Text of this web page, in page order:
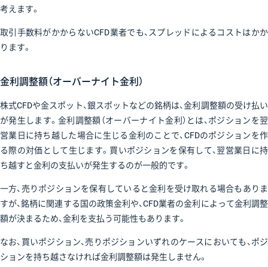
考えます。
取引手数料がかからないCFD業者でも、スプレッドによるコストはかか
ります。
金利調整額（オーバーナイト金利）
株式CFDや金スポット、銀スポットなどの銘柄は、金利調整額の受け払い
が発生します。金利調整額（オーバーナイト金利）とは、ポジションを翌
営業日に持ち越した場合に生じる金利のことで、CFDのポジションを作
る際の対価として生じます。買いポジションを保有して、翌営業日に持
ち越すと金利の支払いが発生するのが一般的です。
一方、売りポジションを保有していると金利を受け取れる場合もありま
すが、銘柄に関連する国の政策金利や、CFD業者の金利によって金利調整
額が決まるため、金利を支払う可能性もあります。
なお、買いポジション、売りポジションいずれのケースにおいても、ポジ
ションを持ち越さなければ金利調整額は発生しません。